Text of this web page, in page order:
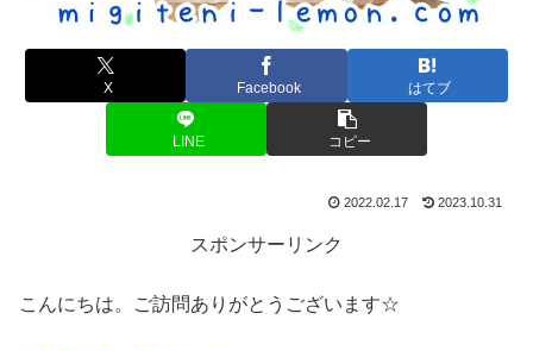
X Facebook はてブ
LINE コピー
2022.02.17 2023.10.31
スポンサーリンク
こんにちは。ご訪問ありがとうございます☆